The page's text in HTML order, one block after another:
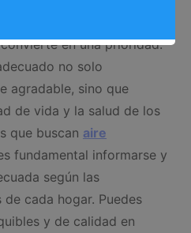
en una prioridad.
no solo
agradable, sino que
de vida y la salud de los
que buscan aire
fundamental informarse y
según las
cada hogar. Puedes
y de calidad en